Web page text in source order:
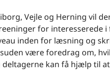
Vejle og Herning vil
for interesserede
inden for læsning og
være foredrag om,
deltagerne kan få hjælp til